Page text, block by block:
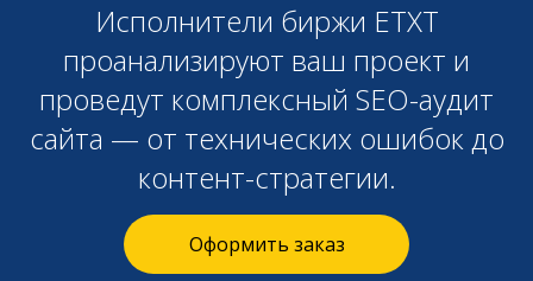
Исполнители биржи ETXT
проанализируют ваш проект и
проведут комплексный SEO-аудит
сайта — от технических ошибок до
контент-стратегии.
Оформить заказ